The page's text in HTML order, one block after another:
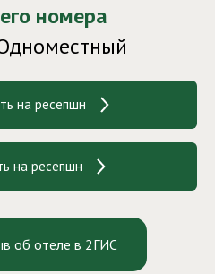
номера
на ресепшн
на ресепшн
об отеле в 2ГИС